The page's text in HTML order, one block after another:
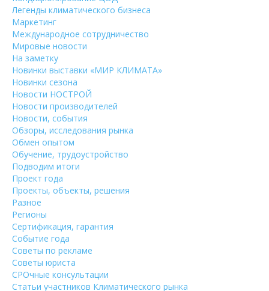
Легенды климатического бизнеса
Маркетинг
Международное сотрудничество
Мировые новости
На заметку
Новинки выставки «МИР КЛИМАТА»
Новинки сезона
Новости НОСТРОЙ
Новости производителей
Новости, события
Обзоры, исследования рынка
Обмен опытом
Обучение, трудоустройство
Подводим итоги
Проект года
Проекты, объекты, решения
Разное
Регионы
Сертификация, гарантия
Событие года
Советы по рекламе
Советы юриста
СРОчные консультации
Статьи участников Климатического рынка